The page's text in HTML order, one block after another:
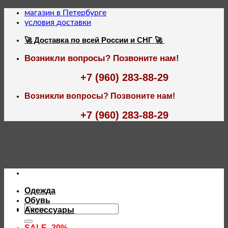
Skip
магазин в Петербурге
условия доставки
🚀 Доставка по всей России и СНГ 🚀
Возникли вопросы? Позвоните нам!
+7 (960) 283-88-29
Возникли вопросы? Позвоните нам!
+7 (960) 283-88-29
Искать:
Одежда
Обувь
Аксессуары